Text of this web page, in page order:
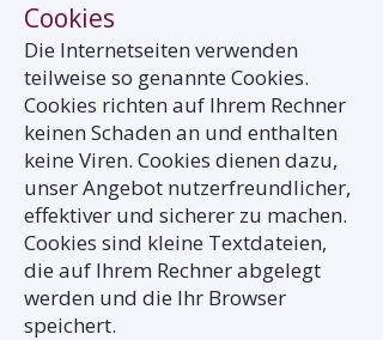
Cookies
Die Internetseiten verwenden
teilweise so genannte Cookies.
Cookies richten auf Ihrem Rechner
keinen Schaden an und enthalten
keine Viren. Cookies dienen dazu,
unser Angebot nutzerfreundlicher,
effektiver und sicherer zu machen.
Cookies sind kleine Textdateien,
die auf Ihrem Rechner abgelegt
werden und die Ihr Browser
speichert.